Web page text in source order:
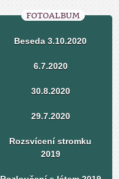
FOTOALBUM
Beseda 3.10.2020
6.7.2020
30.8.2020
29.7.2020
Rozsvícení stromku
2019